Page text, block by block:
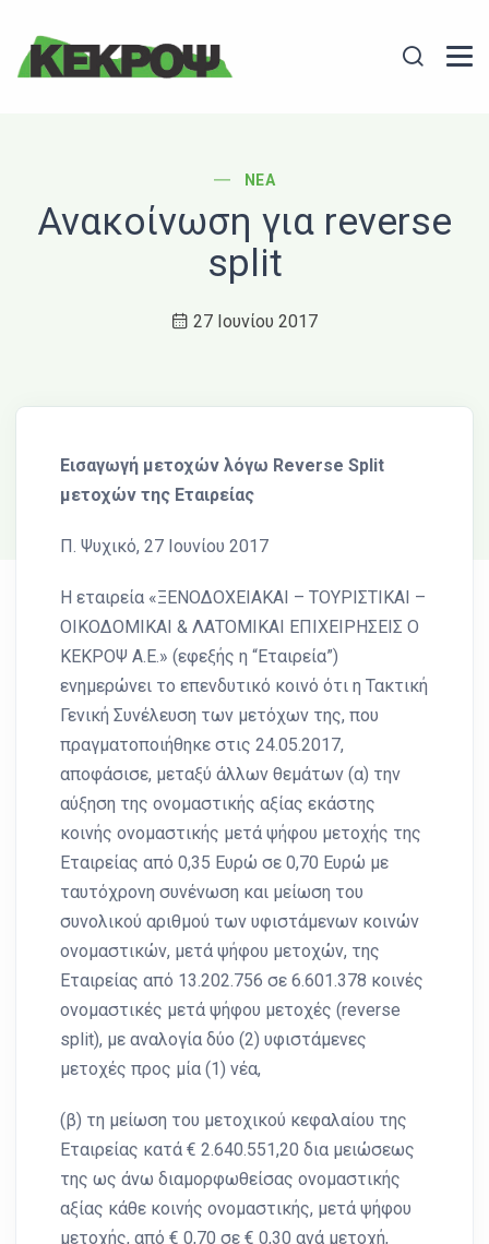
Header Logo Search
POST CATEGORY
ΝΈΑ
Ανακοίνωση για reverse
split
27 Ιουνίου 2017
Εισαγωγή μετοχών λόγω Reverse Split
μετοχών της Εταιρείας
Π. Ψυχικό, 27 Ιουνίου 2017
Η εταιρεία «ΞΕΝΟΔΟΧΕΙΑΚΑΙ – ΤΟΥΡΙΣΤΙΚΑΙ –
ΟΙΚΟΔΟΜΙΚΑΙ & ΛΑΤΟΜΙΚΑΙ ΕΠΙΧΕΙΡΗΣΕΙΣ Ο
ΚΕΚΡΟΨ Α.Ε.» (εφεξής η “Εταιρεία”)
ενημερώνει το επενδυτικό κοινό ότι η Τακτική
Γενική Συνέλευση των μετόχων της, που
πραγματοποιήθηκε στις 24.05.2017,
αποφάσισε, μεταξύ άλλων θεμάτων (α) την
αύξηση της ονομαστικής αξίας εκάστης
κοινής ονομαστικής μετά ψήφου μετοχής της
Εταιρείας από 0,35 Ευρώ σε 0,70 Ευρώ με
ταυτόχρονη συνένωση και μείωση του
συνολικού αριθμού των υφιστάμενων κοινών
ονομαστικών, μετά ψήφου μετοχών, της
Εταιρείας από 13.202.756 σε 6.601.378 κοινές
ονομαστικές μετά ψήφου μετοχές (reverse
split), με αναλογία δύο (2) υφιστάμενες
μετοχές προς μία (1) νέα,
(β) τη μείωση του μετοχικού κεφαλαίου της
Εταιρείας κατά € 2.640.551,20 δια μειώσεως
της ως άνω διαμορφωθείσας ονομαστικής
αξίας κάθε κοινής ονοµαστικής, µετά ψήφου
μετοχής, από € 0,70 σε € 0,30 ανά μετοχή,